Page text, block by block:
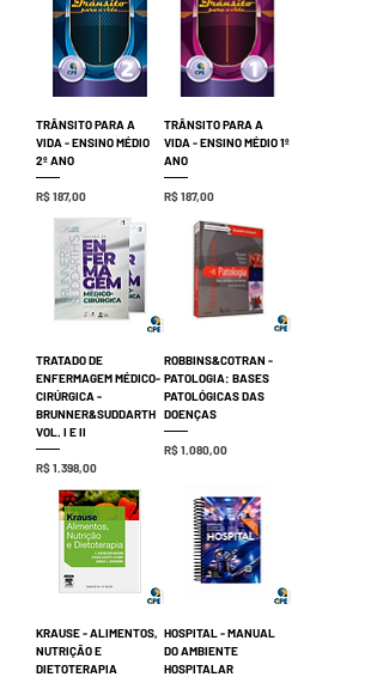
TRÂNSITO PARA A
VIDA - ENSINO MÉDIO
2º ANO
Preço
R$ 187,00
TRÂNSITO PARA A
VIDA - ENSINO MÉDIO 1º
ANO
Preço
R$ 187,00
TRATADO DE
ENFERMAGEM MÉDICO-
CIRÚRGICA -
BRUNNER&SUDDARTH
VOL. I E II
Preço
R$ 1.398,00
ROBBINS&COTRAN -
PATOLOGIA: BASES
PATOLÓGICAS DAS
DOENÇAS
Preço
R$ 1.080,00
KRAUSE - ALIMENTOS,
NUTRIÇÃO E
DIETOTERAPIA
HOSPITAL - MANUAL
DO AMBIENTE
HOSPITALAR